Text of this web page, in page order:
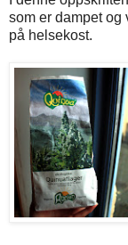
som er dampet og
på helsekost.